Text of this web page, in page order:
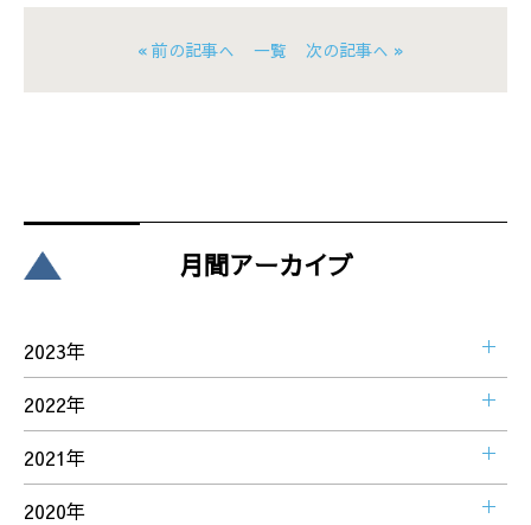
« 前の記事へ 一覧 次の記事へ »
月間アーカイブ
2023年
2022年
2021年
2020年